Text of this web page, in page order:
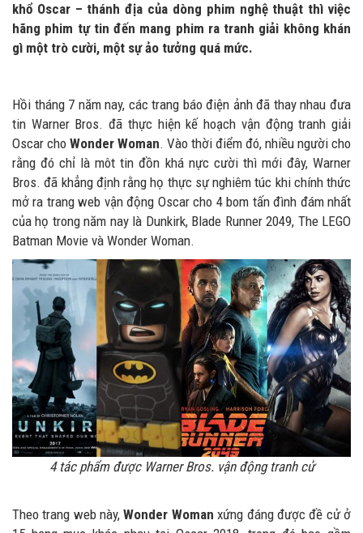
khổ Oscar – thánh địa của dòng phim nghệ thuật thì việc
hãng phim tự tin đến mang phim ra tranh giải không khán
gì một trò cười, một sự ảo tưởng quá mức.
Hồi tháng 7 năm nay, các trang báo điện ảnh đã thay nhau đưa
tin Warner Bros. đã thực hiện kế hoạch vận động tranh giải
Oscar cho Wonder Woman. Vào thời điểm đó, nhiều người cho
rằng đó chỉ là môt tin đồn khá nực cười thì mới đây, Warner
Bros. đã khẳng định rằng họ thực sự nghiêm túc khi chính thức
mở ra trang web vận động Oscar cho 4 bom tấn đình đám nhất
của họ trong năm nay là Dunkirk, Blade Runner 2049, The LEGO
Batman Movie và Wonder Woman.
4 tác phẩm được Warner Bros. vận động tranh cử
Theo trang web này,Wonder Woman xứng đáng được đề cử ở